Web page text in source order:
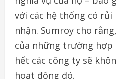
với các hệ thống có
nhận. Sumroy cho
của những trường hợp
hết các công ty sẽ
hoạt động đó.